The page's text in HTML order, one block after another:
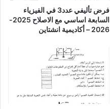
فرض تأليفي عدد3 في الفيزياء
السابعة اساسي مع الاصلاح 2025-
2026 – أكاديمية انشتاين